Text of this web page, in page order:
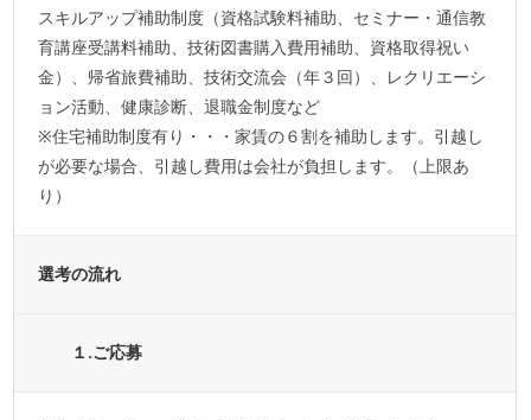
スキルアップ補助制度（資格試験料補助、セミナー・通信教
育講座受講料補助、技術図書購入費用補助、資格取得祝い
金）、帰省旅費補助、技術交流会（年３回）、レクリエーシ
ョン活動、健康診断、退職金制度など
※住宅補助制度有り・・・家賃の６割を補助します。引越し
が必要な場合、引越し費用は会社が負担します。（上限あ
り）
選考の流れ
１.ご応募